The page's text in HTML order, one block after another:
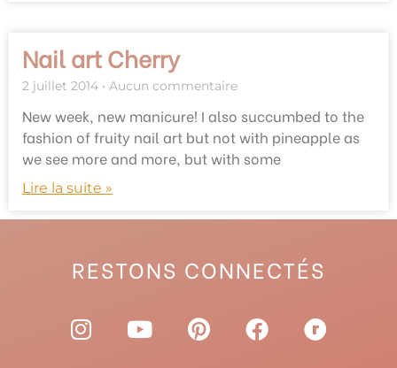
Nail art Cherry
2 juillet 2014 Aucun commentaire
New week, new manicure! I also succumbed to the
fashion of fruity nail art but not with pineapple as
we see more and more, but with some
Lire la suite »
RESTONS CONNECTÉS
I
n
Y
o
P
i
F
a
R
a